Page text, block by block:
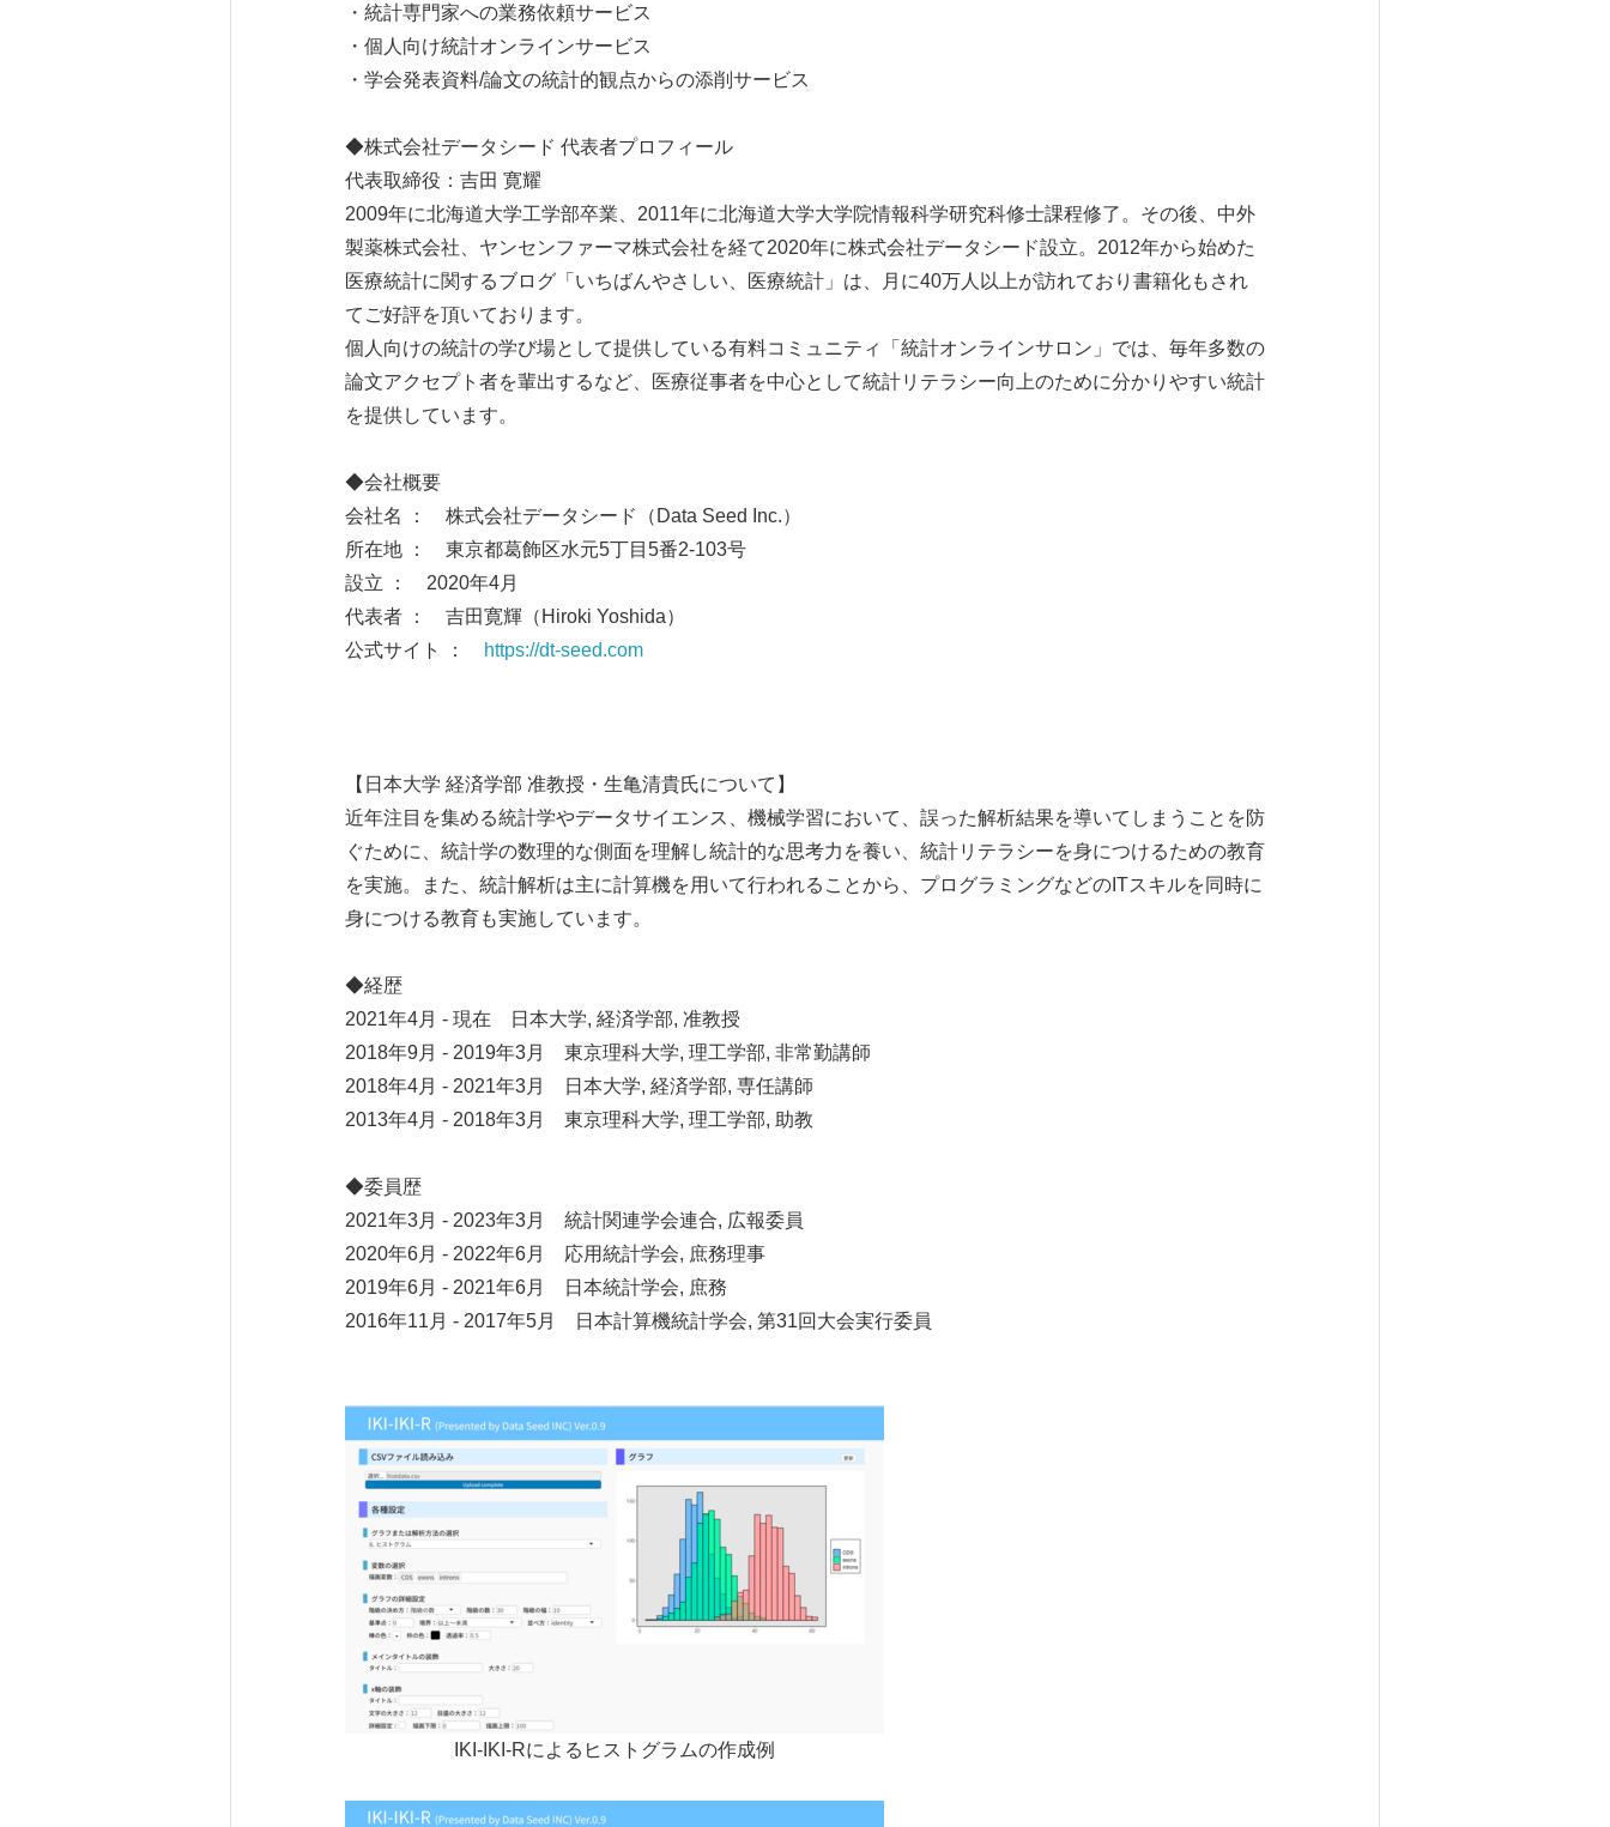
・統計専門家への業務依頼サービス
・個人向け統計オンラインサービス
・学会発表資料/論文の統計的観点からの添削サービス
◆株式会社データシード 代表者プロフィール
代表取締役：吉田 寛耀
2009年に北海道大学工学部卒業、2011年に北海道大学大学院情報科学研究科修士課程修了。その後、中外
製薬株式会社、ヤンセンファーマ株式会社を経て2020年に株式会社データシード設立。2012年から始めた
医療統計に関するブログ「いちばんやさしい、医療統計」は、月に40万人以上が訪れており書籍化もされ
てご好評を頂いております。
個人向けの統計の学び場として提供している有料コミュニティ「統計オンラインサロン」では、毎年多数の
論文アクセプト者を輩出するなど、医療従事者を中心として統計リテラシー向上のために分かりやすい統計
を提供しています。
◆会社概要
会社名 ： 株式会社データシード（Data Seed Inc.）
所在地 ： 東京都葛飾区水元5丁目5番2-103号
設立 ： 2020年4月
代表者 ： 吉田寛輝（Hiroki Yoshida）
公式サイト ：
https://dt-seed.com
【日本大学 経済学部 准教授・生亀清貴氏について】
近年注目を集める統計学やデータサイエンス、機械学習において、誤った解析結果を導いてしまうことを防
ぐために、統計学の数理的な側面を理解し統計的な思考力を養い、統計リテラシーを身につけるための教育
を実施。また、統計解析は主に計算機を用いて行われることから、プログラミングなどのITスキルを同時に
身につける教育も実施しています。
◆経歴
2021年4月 - 現在 日本大学, 経済学部, 准教授
2018年9月 - 2019年3月 東京理科大学, 理工学部, 非常勤講師
2018年4月 - 2021年3月 日本大学, 経済学部, 専任講師
2013年4月 - 2018年3月 東京理科大学, 理工学部, 助教
◆委員歴
2021年3月 - 2023年3月 統計関連学会連合, 広報委員
2020年6月 - 2022年6月 応用統計学会, 庶務理事
2019年6月 - 2021年6月 日本統計学会, 庶務
2016年11月 - 2017年5月 日本計算機統計学会, 第31回大会実行委員
IKI-IKI-Rによるヒストグラムの作成例
Japanese
English